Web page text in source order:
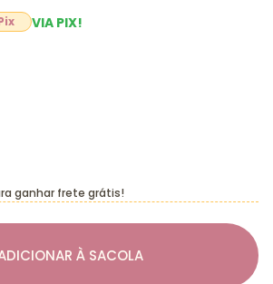
VIA PIX!
À SACOLA
ganhar frete grátis!